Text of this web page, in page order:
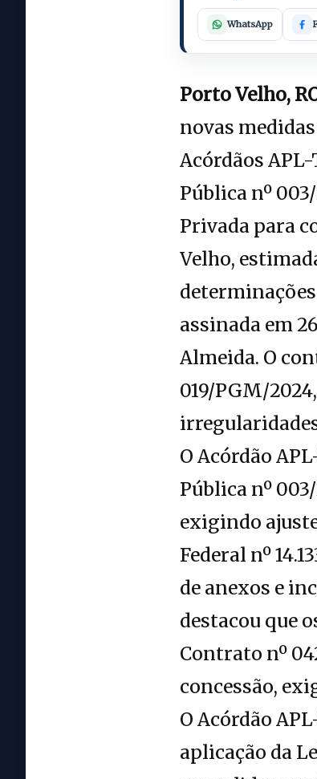
WhatsApp
Porto Velho,
novas
Acórdãos
Pública nº
Privada para
Velho,
assinada em
Almeida. O
019/PGM/
O Acórdão
Pública nº
exigindo
Federal nº
de anexos e
destacou que
Contrato nº
concessão,
O Acórdão
aplicação da